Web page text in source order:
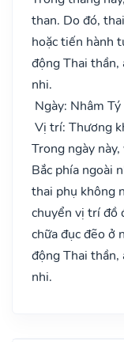
than. Do đó,
hoặc tiến hành
động Thai thần,
nhi.
Ngày: Nhâm Tý
Vị trí: Thương
Trong ngày
Bắc phía ngoài
thai phụ không
chuyển vị trí đồ
chữa đục đẽo ở
động Thai thần,
nhi.